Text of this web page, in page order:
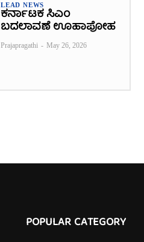
LEAD NEWS
ಕರ್ನಾಟಕ ಸಿಎಂ
ಬದಲಾವಣೆ ಊಹಾಪೋಹ
Prajapragathi - May 26, 2026
POPULAR CATEGORY